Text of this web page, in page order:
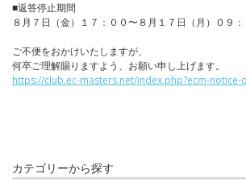
■返答停止期間
８月７日（金）１７：００〜８月１７日（月）０９：
ご不便をおかけいたしますが、
何卒ご理解賜りますよう、お願い申し上げます。
https://club.ec-masters.net/index.php?ecm-notice-
カテゴリーから探す